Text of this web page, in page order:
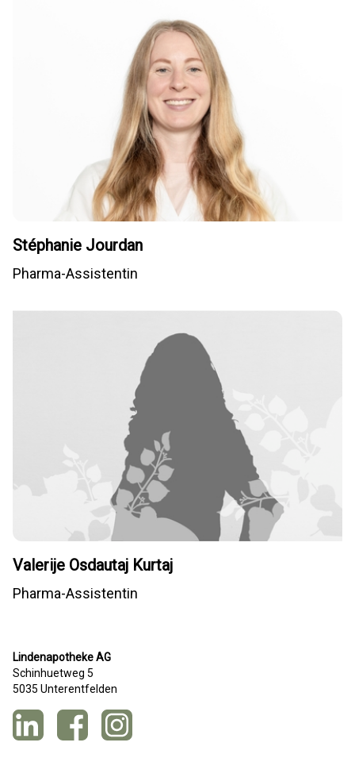
Stéphanie Jourdan
Pharma-Assistentin
Valerije Osdautaj Kurtaj
Pharma-Assistentin
Lindenapotheke AG
Schinhuetweg 5
5035 Unterentfelden